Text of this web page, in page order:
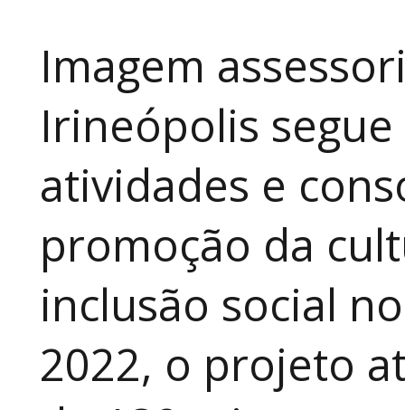
Imagem
Irineópolis
atividades e
promoção da
inclusão social
2022, o projeto